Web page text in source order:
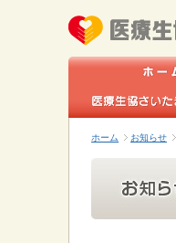
ホーム お知らせ